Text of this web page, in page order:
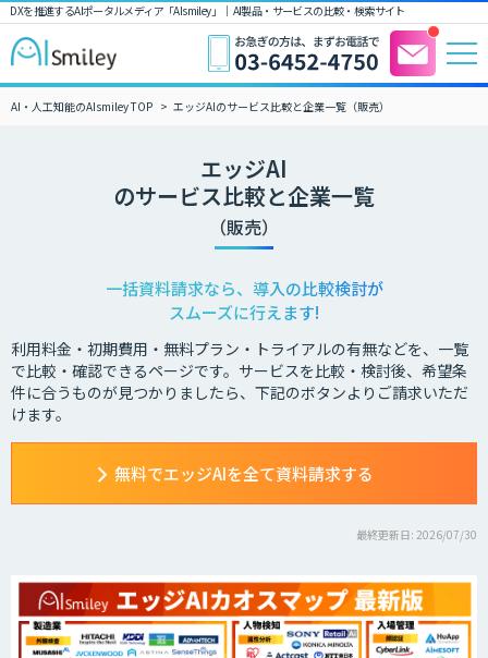
DXを推進するAIポータルメディア「AIsmiley」｜ AI製品・サービスの比較・検索サイト
AI・人工知能のAIsmiley TOP エッジAIのサービス比較と企業一覧（販売）
エッジAI
のサービス比較と企業一覧
（販売）
一括資料請求なら、導入の比較検討が
スムーズに行えます!
利用料金・初期費用・無料プラン・トライアルの有無などを、一覧
で比較・確認できるページです。サービスを比較・検討後、希望条
件に合うものが見つかりましたら、下記のボタンよりご請求いただ
けます。
無料でエッジAIを全て資料請求する
最終更新日: 2026/07/30